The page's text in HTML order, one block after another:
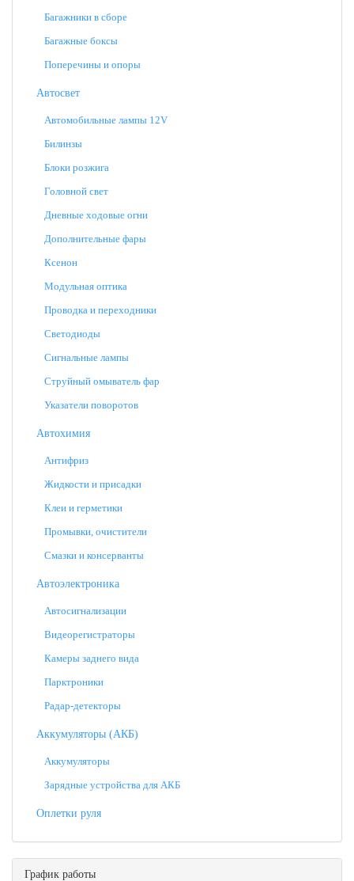
Багажники в сборе
Багажные боксы
Поперечины и опоры
Автосвет
Автомобильные лампы 12V
Билинзы
Блоки розжига
Головной свет
Дневные ходовые огни
Дополнительные фары
Ксенон
Модульная оптика
Проводка и переходники
Светодиоды
Сигнальные лампы
Струйный омыватель фар
Указатели поворотов
Автохимия
Антифриз
Жидкости и присадки
Клеи и герметики
Промывки, очистители
Смазки и консерванты
Автоэлектроника
Автосигнализации
Видеорегистраторы
Камеры заднего вида
Парктроники
Радар-детекторы
Аккумуляторы (АКБ)
Аккумуляторы
Зарядные устройства для АКБ
Оплетки руля
График работы